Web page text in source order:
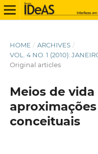
HOME / ARCHIVES /
VOL. 4 NO. 1 (2010):
Original articles
Meios de
conceituais